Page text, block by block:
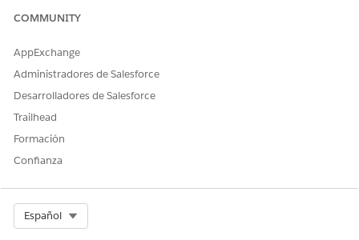
¿RESOLVIÓ ESTE ARTÍCULO SU PROBLEMA?
¡Háganos saber cómo podemos mejorar!
COMMUNITY
AppExchange
Administradores de Salesforce
Desarrolladores de Salesforce
Trailhead
Formación
Confianza
Español